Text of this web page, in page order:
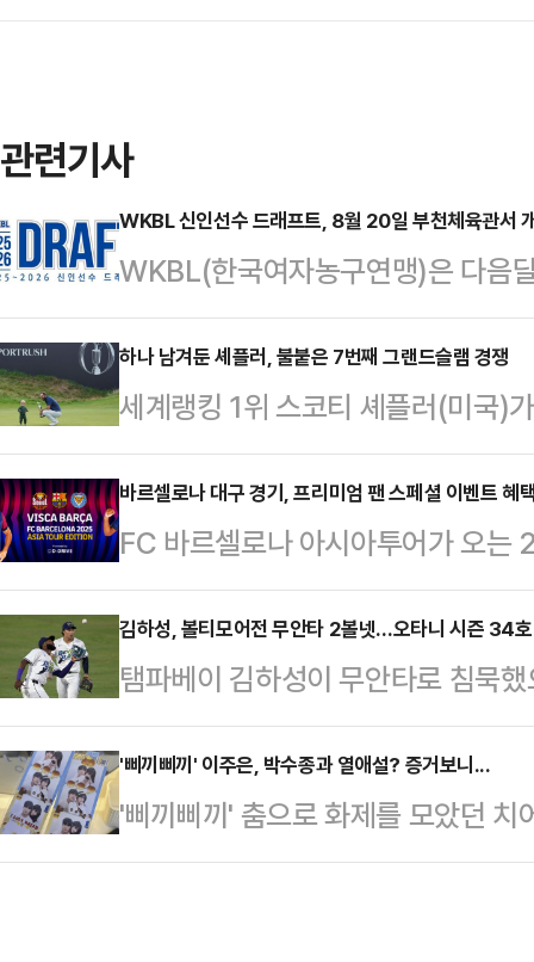
관련기사
WKBL 신인선수 드래프트, 8월 20일 부천체육관서
WKBL(한국여자농구연맹)은 다음
2025~2026 WKBL 신인선수 드
부터 지명순서 추첨식-드래프트
된다.참가 자격은 대한민국 국적
대학 재학 및 졸업 예정 선수 ▲실
록 고교졸업예정자 및 고교졸업자
현재 한국 국적을 가지고 있거나 과
구협회에 등록 이력이 없는 선수)도
하나 남겨둔 셰플러, 불붙은 7번째 그랜드슬램 경쟁
세계랭킹 1위 스코티 셰플러(미국)
의 커리어 그랜드 슬램 달성을 눈
아일랜드 포트러시의 로열 포트러
금 1700만 달러) 최종 라운드서 3
파 267타로 우승을 확정했다.셰플
년 2월 PGA 투어 첫 우승을 따내
2승, 그리고 지난해 무려 7승을 쓸
바르셀로나 대구 경기, 프리미엄 팬 스페셜 이벤트 혜
FC 바르셀로나 아시아투어가 오는
정에 돌입한다.바르셀로나의 아시
일(월) 대구를 차례로 방문하며 팬
번 ‘2025 아시아투어 에디션’을
중인 FC 바르셀로나의 선발 라인
매자를 대상으로 한정 특별 이벤트
셀로나가 아시아 팬들과 보다 가까
미 있는 여정…
김하성, 볼티모어전 무안타 2볼넷…오타니 시즌 34
탬파베이 김하성이 무안타로 침묵
높였다.김하성은 21일(한국시간),
메이저리그’ 볼티모어와의 홈경기
멀티 히트를 기록했던 김하성은 안
0.250에서 0.226으로 떨어졌다.
'삐끼삐끼' 이주은, 박수종과 열애설? 증거보니...
'삐끼삐끼' 춤으로 화제를 모았던
소속 외야수 박수종과 열애설에 휩